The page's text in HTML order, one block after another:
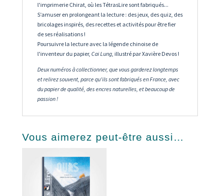
l'imprimerie Chirat, où les TétrasLire sont fabriqués...
S’amuser en prolongeant la lecture : des jeux, des quiz, des
bricolages inspirés, des recettes et activités pour être fier
de ses réalisations !
Poursuivre la lecture avec la légende chinoise de
l'inventeur du papier, Cai Lung, illustré par Xavière Devos !
Deux numéros à collectionner, que vous garderez longtemps
et relirez souvent, parce qu'ils sont fabriqués en France, avec
du papier de qualité, des encres naturelles, et beaucoup de
passion !
Vous aimerez peut-être aussi…